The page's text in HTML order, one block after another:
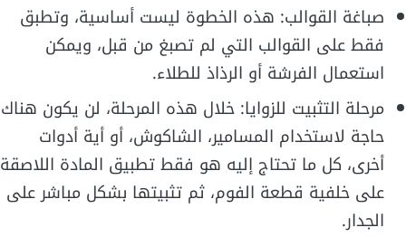
صباغة القوالب: هذه الخطوة ليست أساسية، وتطبق
فقط على القوالب التي لم تصبغ من قبل، ويمكن
استعمال الفرشة أو الرذاذ للطلاء.
مرحلة التثبيت للزوايا: خلال هذه المرحلة، لن يكون هناك
حاجة لاستخدام المسامير، الشاكوش، أو أية أدوات
أخرى، كل ما تحتاج إليه هو فقط تطبيق المادة اللاصقة
على خلفية قطعة الفوم، ثم تثبيتها بشكل مباشر على
الجدار.